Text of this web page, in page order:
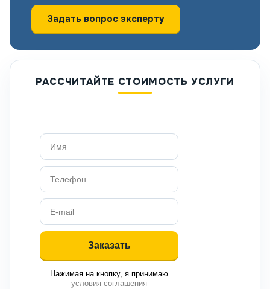
Задать вопрос эксперту
РАССЧИТАЙТЕ СТОИМОСТЬ УСЛУГИ
Нажимая на кнопку, я принимаю
условия соглашения